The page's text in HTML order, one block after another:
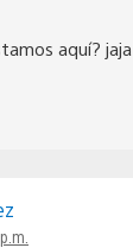
aquí? jaja